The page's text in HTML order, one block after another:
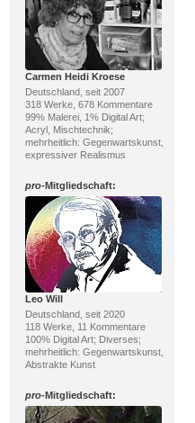
Carmen Heidi Kroese
Deutschland, seit 2007
318 Werke, 678 Kommentare
99% Malerei, 1% Digital Art;
Acryl, Mischtechnik;
mehrheitlich: Gegenwartskunst,
expressiver Realismus
pro-Mitgliedschaft:
Leo Will
Deutschland, seit 2020
118 Werke, 11 Kommentare
100% Digital Art; Diverses;
mehrheitlich: Gegenwartskunst,
Abstrakte Kunst
pro-Mitgliedschaft: